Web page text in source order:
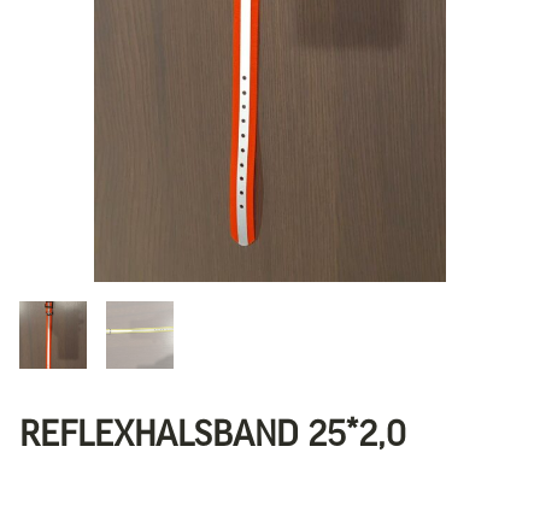
REFLEXHALSBAND 25*2,0